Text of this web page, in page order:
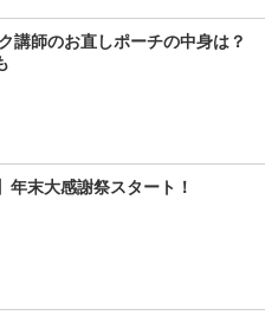
講師のお直しポーチの中身は？
年末大感謝祭スタート！